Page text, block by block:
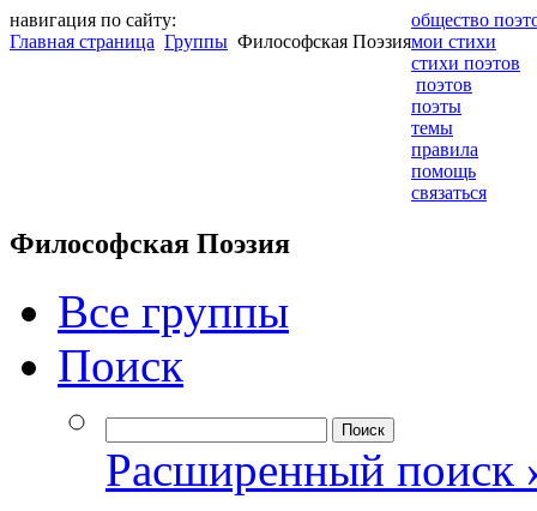
навигация по сайту:
Главная страница Группы Философская Поэзия
общество
мои стихи
стихи поэтов
поэтов
поэты
темы
правила
помощь
связаться
Философская Поэзия
Все группы
Поиск
Расширенный поиск